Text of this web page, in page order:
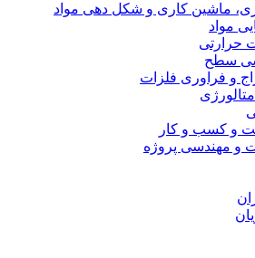
ماشین کاری و شکل دهی مواد
مواد
حرارتی
سطح
و فراوری فلزات
و کسب و کار
و مهندسی پروژه